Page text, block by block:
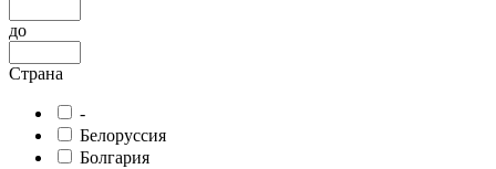
до
Страна
-
Белоруссия
Болгария